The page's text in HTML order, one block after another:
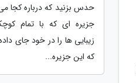
حدس بزنید که درباره کجا
جزیره ای که با تمام
زیبایی ها را در خود جای
که این جزیره...